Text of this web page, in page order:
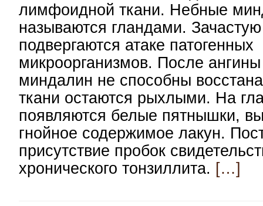
лимфоидной ткани. Небные
называются гландами.
подвергаются атаке патогенных
микроорганизмов. После
миндалин не способны
ткани остаются рыхлыми. На
появляются белые пятнышки,
гнойное содержимое лакун.
присутствие пробок
хронического тонзиллита. […]